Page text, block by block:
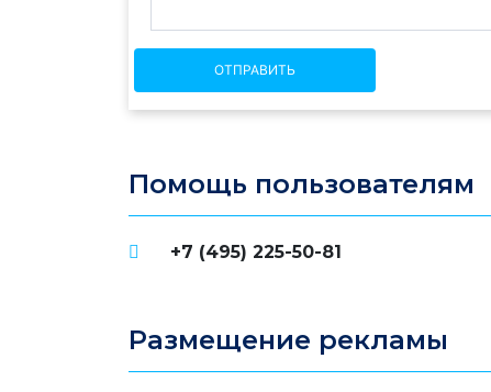
ОТПРАВИТЬ
Помощь пользователям
+7 (495) 225-50-81
Размещение рекламы